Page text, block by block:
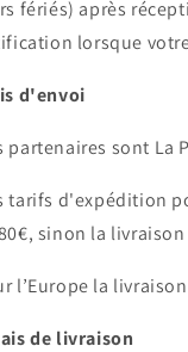
fériés) après
lorsque
d'envoi
partenaires sont La
tarifs d'expédition
sinon la
l’Europe la
de livraison